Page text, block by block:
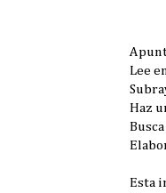
Lee
Haz
Esta